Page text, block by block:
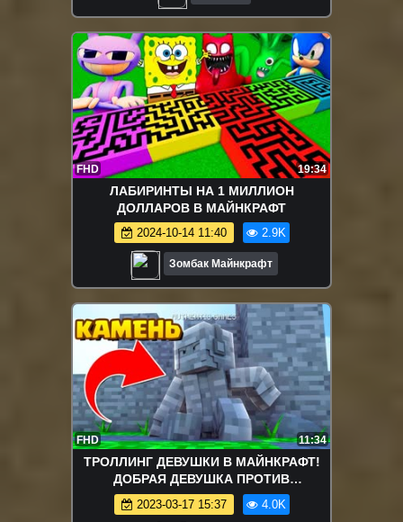
FHD 19:34
ЛАБИРИНТЫ НА 1 МИЛЛИОН
ДОЛЛАРОВ В МАЙНКРАФТ
2024-10-14 11:40 2.9K
Зомбак Майнкрафт
FHD 11:34
ТРОЛЛИНГ ДЕВУШКИ В МАЙНКРАФТ!
ДОБРАЯ ДЕВУШКА ПРОТИВ
ШКОЛЬНИКА ГРИФЕР! ТРОЛЛЮ В
MINECRAFT
2023-03-17 15:37 4.0K